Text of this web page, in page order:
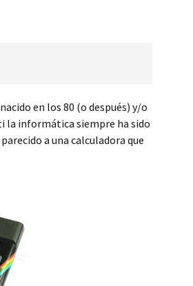
en los 80 (o después) y/o
la informática siempre ha sido
a una calculadora que